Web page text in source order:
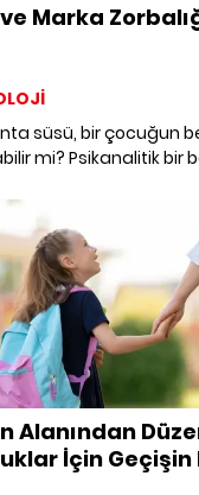
Marka
süsü, bir çocuğun
mi? Psikanalitik bir
Neslihan
için anlatıyor.
Alanından
İçin Geçişin